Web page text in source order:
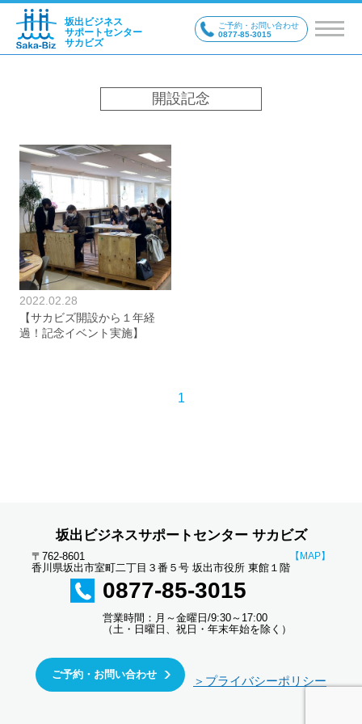
坂出ビジネス
サポートセンター
サカビズ
ご予約・お問い合わせ
0877-85-3015
開設記念
2022.02.28
【サカビズ開設から１年経
過！記念イベント実施】
1
坂出ビジネスサポートセンター サカビズ
〒762-8601
香川県坂出市室町二丁目３番５号 坂出市役所 東館１階
【MAP】
0877-85-3015
営業時間：月～金曜日/9:30～17:00
（土・日曜日、祝日・年末年始を除く）
ご予約・お問い合わせ ＞プライバシーポリシー